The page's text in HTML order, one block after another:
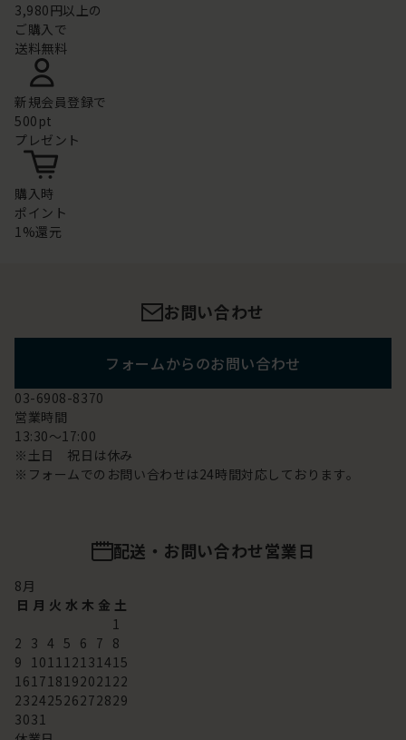
3,980円以上の
ご購入で
送料無料
新規会員登録で
500pt
プレゼント
購入時
ポイント
1%還元
お問い合わせ
フォームからのお問い合わせ
03-6908-8370
営業時間
13:30～17:00
※土日 祝日は休み
※フォームでのお問い合わせは24時間対応しております。
配送・お問い合わせ営業日
8月
日 月 火 水 木 金 土
1
2 3 4 5 6 7 8
9 101112131415
16171819202122
23242526272829
3031